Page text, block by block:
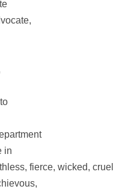
in
fierce, wicked, cruel